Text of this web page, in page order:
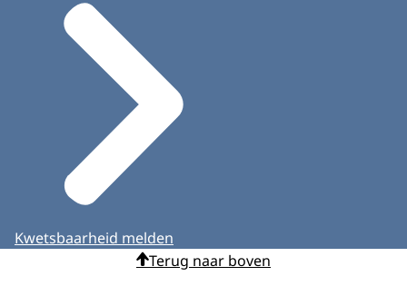
Kwetsbaarheid melden
Terug naar boven